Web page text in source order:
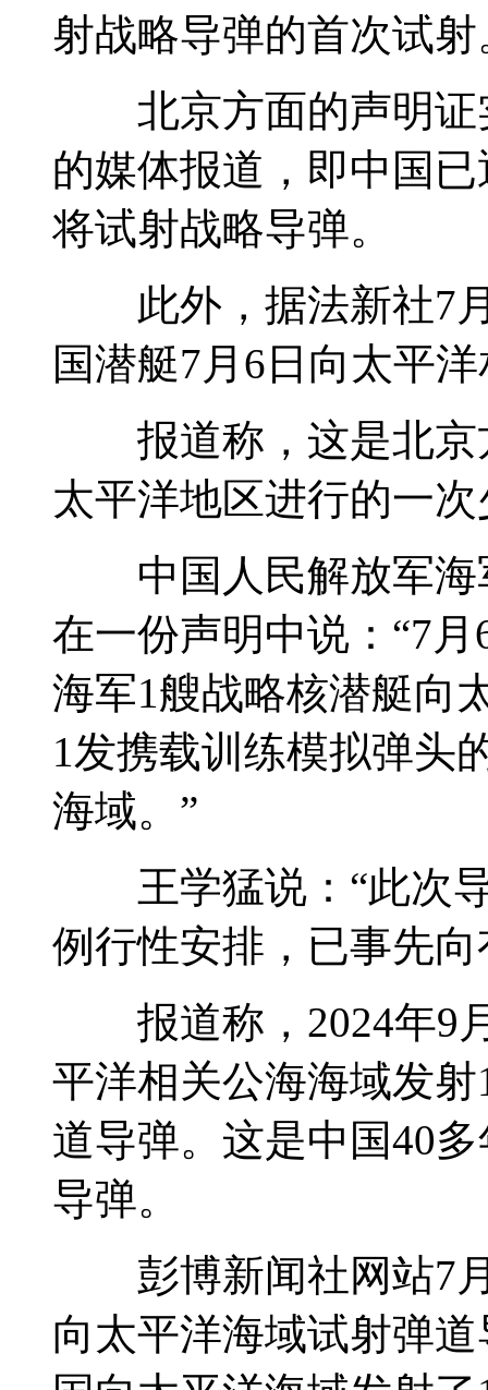
射战略导弹的首次试射
北京方面的声明证
的媒体报道，即中国
将试射战略导弹。
此外，据法新社7月
国潜艇7月6日向太平
报道称，这是北京
太平洋地区进行的一
中国人民解放军海
在一份声明中说：“7
海军1艘战略核潜艇向
1发携载训练模拟弹头
海域。”
王学猛说：“此次导
例行性安排，已事先
报道称，2024年9月
平洋相关公海海域发
道导弹。这是中国40
导弹。
彭博新闻社网站7月
向太平洋海域试射弹